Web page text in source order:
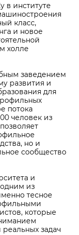
в институте
класс,
и новое
холле
заведением
развития и
для
потока
человек из
но и
сообщество
и
из
тесное
которые
задач